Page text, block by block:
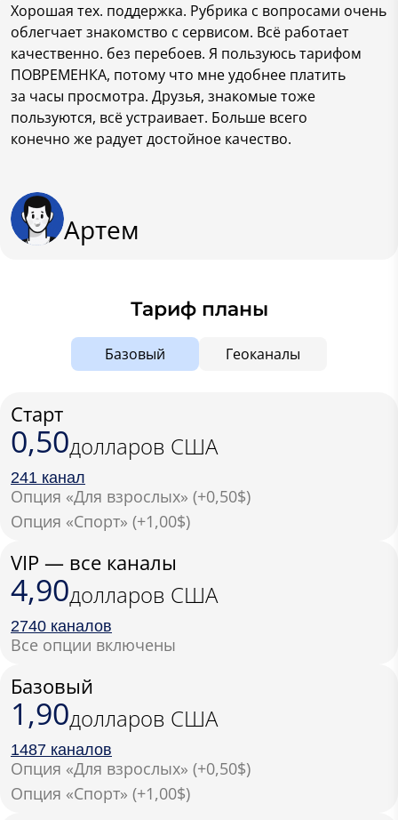
Хорошая тех. поддержка. Рубрика с вопросами очень
облегчает знакомство с сервисом. Всё работает
качественно. без перебоев. Я пользуюсь тарифом
ПОВРЕМЕНКА, потому что мне удобнее платить
за часы просмотра. Друзья, знакомые тоже
пользуются, всё устраивает. Больше всего
конечно же радует достойное качество.
Артем
Тариф планы
Базовый Геоканалы
Старт
0,50долларов США
241 канал
Опция «Для взрослых» (+0,50$)
Опция «Спорт» (+1,00$)
VIP — все каналы
4,90долларов США
2740 каналов
Все опции включены
Базовый
1,90долларов США
1487 каналов
Опция «Для взрослых» (+0,50$)
Опция «Спорт» (+1,00$)